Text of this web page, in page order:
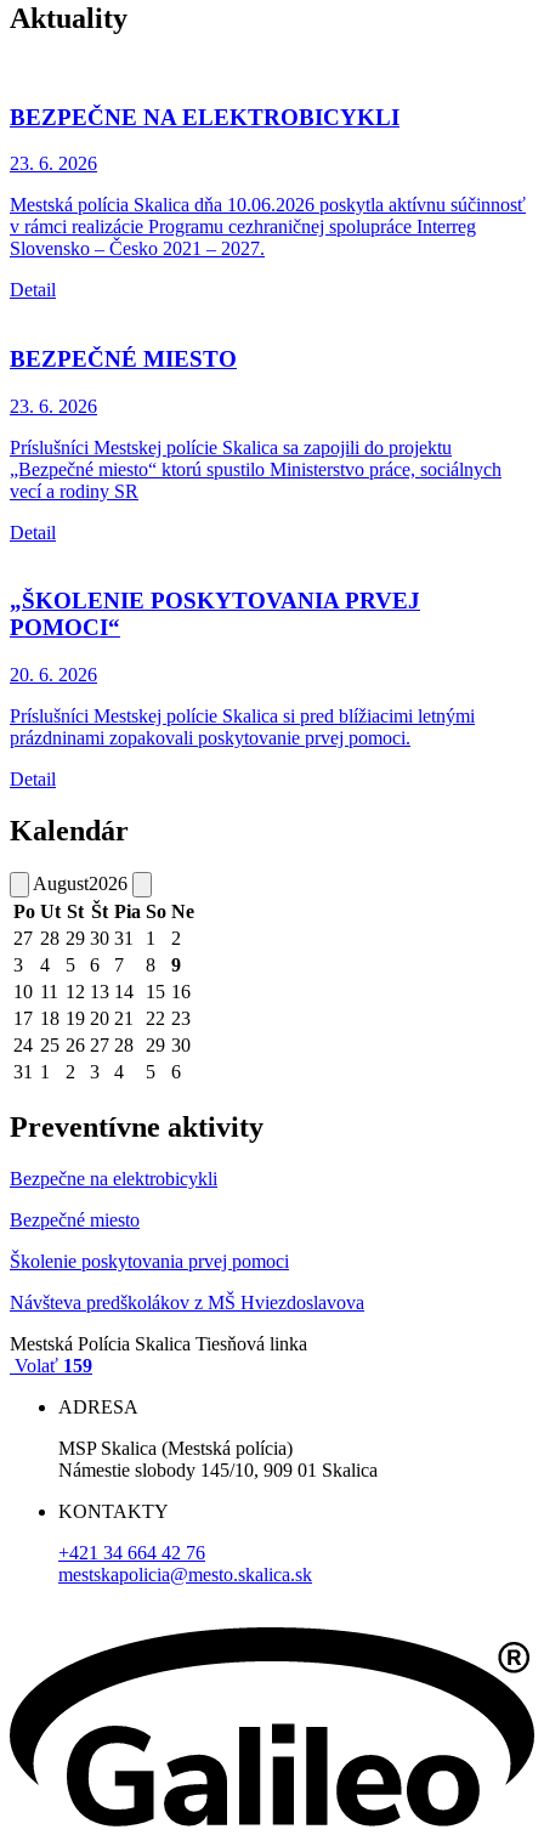
Aktuality
BEZPEČNE NA ELEKTROBICYKLI
23. 6. 2026
Mestská polícia Skalica dňa 10.06.2026 poskytla aktívnu súčinnosť
v rámci realizácie Programu cezhraničnej spolupráce Interreg
Slovensko – Česko 2021 – 2027.
Detail
BEZPEČNÉ MIESTO
23. 6. 2026
Príslušníci Mestskej polície Skalica sa zapojili do projektu
„Bezpečné miesto“ ktorú spustilo Ministerstvo práce, sociálnych
vecí a rodiny SR
Detail
„ŠKOLENIE POSKYTOVANIA PRVEJ
POMOCI“
20. 6. 2026
Príslušníci Mestskej polície Skalica si pred blížiacimi letnými
prázdninami zopakovali poskytovanie prvej pomoci.
Detail
Kalendár
August2026
Po Ut St Št Pia So Ne
27 28 29 30 31 1
2
3
4 5 6 7 8
9
10 11 12 13 14 15 16
17 18 19 20 21 22 23
24 25 26 27 28 29 30
31 1 2 3 4 5 6
Preventívne aktivity
Bezpečne na elektrobicykli
Bezpečné miesto
Školenie poskytovania prvej pomoci
Návšteva predškolákov z MŠ Hviezdoslavova
Mestská Polícia Skalica Tiesňová linka
Volať 159
ADRESA
MSP Skalica (Mestská polícia)
Námestie slobody 145/10, 909 01 Skalica
KONTAKTY
+421 34 664 42 76
mestskapolicia@mesto.skalica.sk